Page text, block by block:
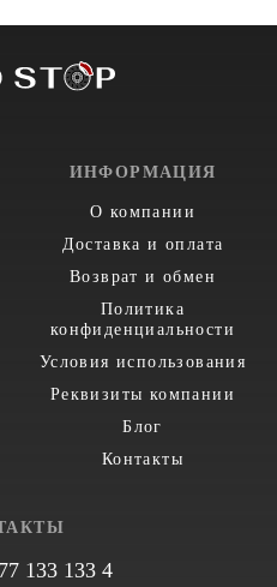
ИНФОРМАЦИЯ
О компании
Доставка и оплата
Возврат и обмен
Политика
конфиденциальности
Условия использования
Реквизиты компании
Блог
Контакты
133 133 4